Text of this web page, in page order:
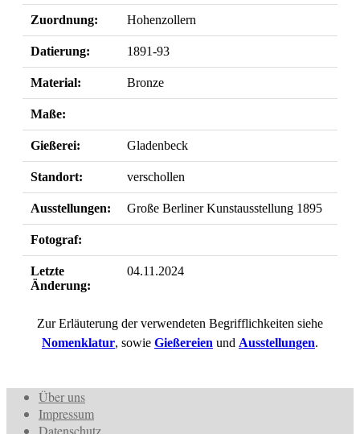
Zuordnung: Hohenzollern
Datierung: 1891-93
Material: Bronze
Maße:
Gießerei: Gladenbeck
Standort: verschollen
Ausstellungen: Große Berliner Kunstausstellung 1895
Fotograf:
Letzte
Änderung:
04.11.2024
Zur Erläuterung der verwendeten Begrifflichkeiten siehe
Nomenklatur, sowie Gießereien und Ausstellungen.
Über uns
Impressum
Datenschutz